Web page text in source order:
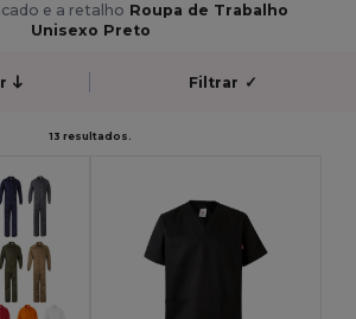
e a retalho Roupa de Trabalho
Unisexo Preto
Filtrar ✓
13 resultados.